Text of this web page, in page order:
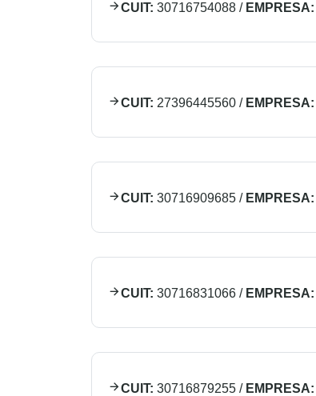
CUIT: 30716754088 / EMPRESA:
CUIT: 27396445560 / EMPRESA:
CUIT: 30716909685 / EMPRESA:
CUIT: 30716831066 / EMPRESA:
CUIT: 30716879255 / EMPRESA: